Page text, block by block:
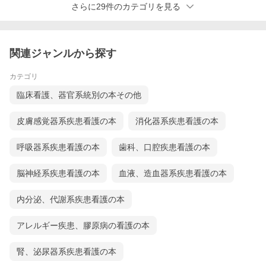
さらに29件のカテゴリを見る
関連ジャンルから探す
カテゴリ
臨床看護、器官系統別の本その他
皮膚感覚器系疾患看護の本 消化器系疾患看護の本
呼吸器系疾患看護の本 歯科、口腔疾患看護の本
脳神経系疾患看護の本 血液、造血器系疾患看護の本
内分泌、代謝系疾患看護の本
アレルギー疾患、膠原病の看護の本
腎、泌尿器系疾患看護の本